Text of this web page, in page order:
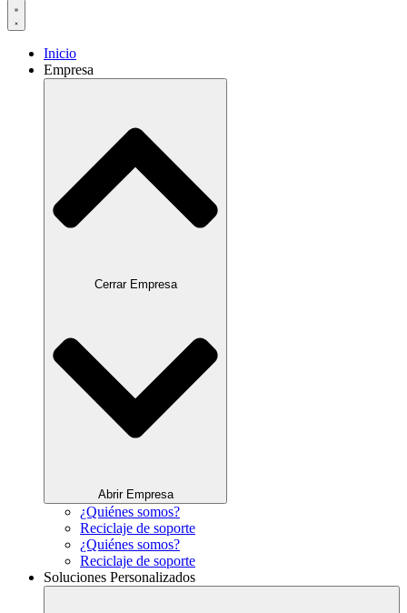
Inicio
Empresa
Cerrar Empresa
Abrir Empresa
¿Quiénes somos?
Reciclaje de soporte
¿Quiénes somos?
Reciclaje de soporte
Soluciones Personalizados